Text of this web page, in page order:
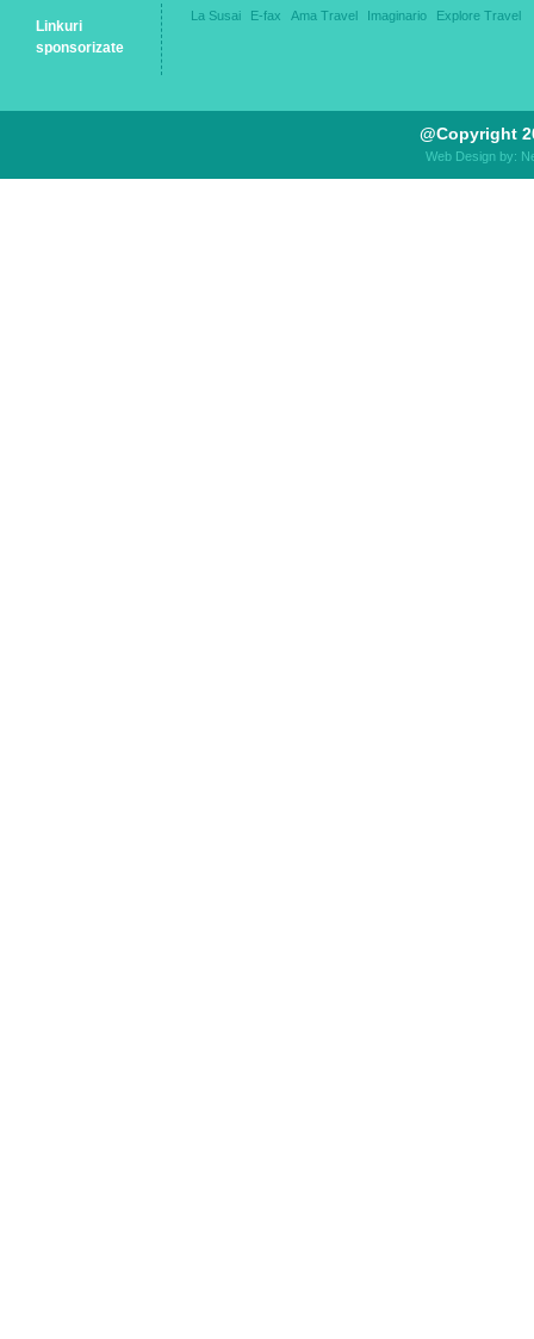
Linkuri
sponsorizate
La Susai E-fax Ama Travel Imaginario Explore Travel
@Copyright
Web Design by: